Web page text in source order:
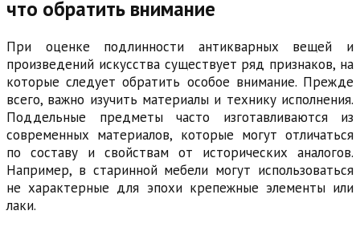
что обратить внимание
При оценке подлинности антикварных вещей и
произведений искусства существует ряд признаков, на
которые следует обратить особое внимание. Прежде
всего, важно изучить материалы и технику исполнения.
Поддельные предметы часто изготавливаются из
современных материалов, которые могут отличаться
по составу и свойствам от исторических аналогов.
Например, в старинной мебели могут использоваться
не характерные для эпохи крепежные элементы или
лаки.